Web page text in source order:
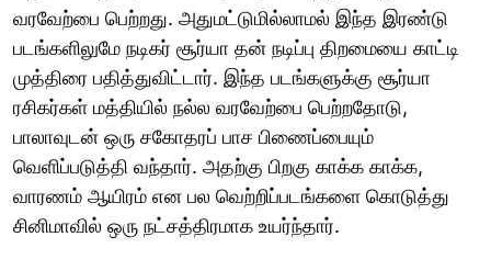
வரவேற்பை பெற்றது. அதுமட்டுமில்லாமல் இந்த இரண்டு
படங்களிலுமே நடிகர் சூர்யா தன் நடிப்பு திறமையை காட்டி
முத்திரை பதித்துவிட்டார். இந்த படங்களுக்கு சூர்யா
ரசிகர்கள் மத்தியில் நல்ல வரவேற்பை பெற்றதோடு,
பாலாவுடன் ஒரு சகோதரப் பாச பிணைப்பையும்
வெளிப்படுத்தி வந்தார். அதற்கு பிறகு காக்க காக்க,
வாரணம் ஆயிரம் என பல வெற்றிப்படங்களை கொடுத்து
சினிமாவில் ஒரு நட்சத்திரமாக உயர்ந்தார்.